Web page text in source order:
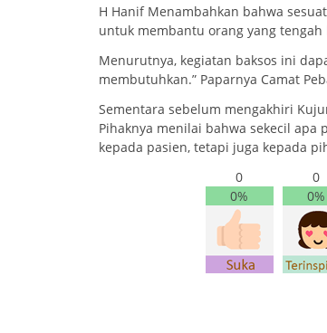
H Hanif Menambahkan bahwa
untuk membantu orang yang tengah
Menurutnya, kegiatan baksos ini
membutuhkan.” Paparnya Camat
Sementara sebelum mengakhiri
Pihaknya menilai bahwa sekecil
kepada pasien, tetapi juga kepada
0
0%
0
0%